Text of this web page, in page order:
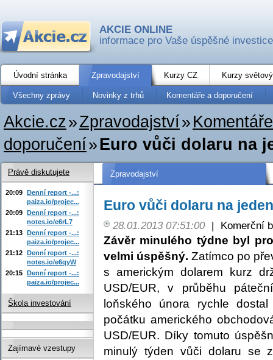
AKCIE ONLINE
informace pro Vaše úspěšné investice
Úvodní stránka Zpravodajství Kurzy CZ Kurzy
Všechny zprávy Novinky z trhů Komentáře a doporučení
Akcie.cz»Zpravodajství»
doporučení»Euro vůči dolaru na
Zpravodajství
Euro vůči dolaru na
28.01.2013 07:51:00 | Komerční
Závěr minulého týdne byl
velmi úspěšný. Zatímco po
s americkým dolarem kurz
USD/EUR, v průběhu
loňského února rychle
počátku amerického
USD/EUR. Díky tomuto
minulý týden vůči dolaru se
Právě diskutujete
20:09 Denní report -...:
paiza.io/projec...
20:09 Denní report -...:
notes.io/e6rL7
21:13 Denní report -...:
paiza.io/projec...
21:12 Denní report -...:
notes.io/e6qyW
20:15 Denní report -...:
paiza.io/projec...
Škola investování
Zajímavé vzestupy